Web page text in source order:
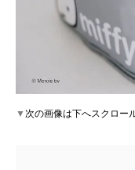
▼次の画像は下へスクロー